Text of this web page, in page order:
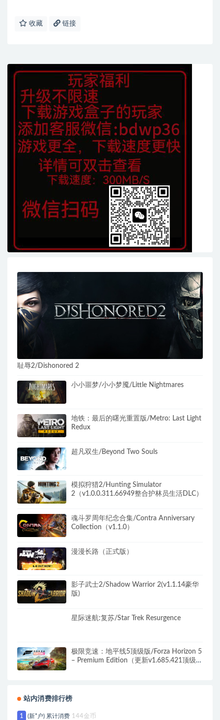
收藏 链接
耻辱2/Dishonored 2
小小噩梦/小小梦魇/Little Nightmares
地铁：最后的曙光重置版/Metro: Last Light
Redux
超凡双生/Beyond Two Souls
模拟狩猎2/Hunting Simulator
2（v1.0.0.311.66949整合护林员生活DLC）
魂斗罗周年纪念合集/Contra Anniversary
Collection（v1.1.0）
漫漫长路（正式版）
影子武士2/Shadow Warrior 2(v1.1.14豪华
版)
星际迷航:复苏/Star Trek Resurgence
极限竞速：地平线5顶级版/Forza Horizon 5
– Premium Edition（更新v1.685.421顶级
站内消费排行榜
1 (新*户) 累计消费 144金币